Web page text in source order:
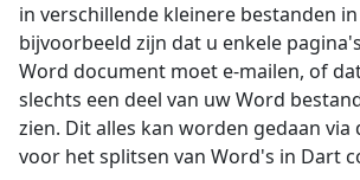
in verschillende kleinere bestanden
bijvoorbeeld zijn dat u enkele
Word document moet e-mailen, of
slechts een deel van uw Word
zien. Dit alles kan worden gedaan via
voor het splitsen van Word's in Dart